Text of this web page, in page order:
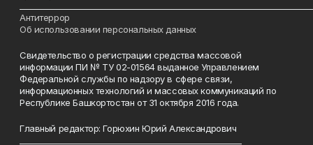
Антитеррор
Об использовании персональных данных
Свидетельство о регистрации средства массовой
информации ПИ № ТУ 02-01564 выданное Управлением
Федеральной службы по надзору в сфере связи,
информационных технологий и массовых коммуникаций по
Республике Башкортостан от 31 октября 2016 года.
Главный редактор: Горюхин Юрий Александрович